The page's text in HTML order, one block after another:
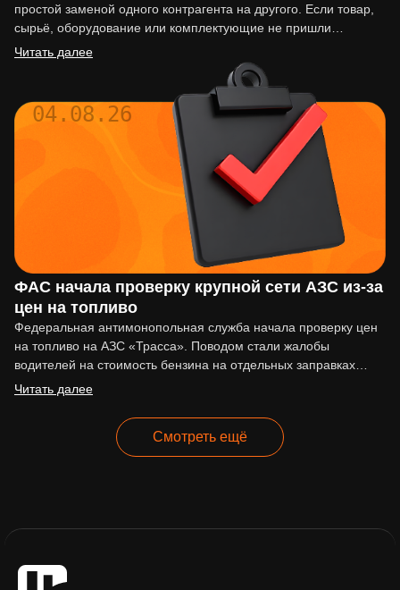
простой заменой одного контрагента на другого. Если товар,
сырьё, оборудование или комплектующие не пришли
вовремя, последствия могут…
Читать далее
04.08.26
ФАС начала проверку крупной сети АЗС из-за
цен на топливо
Федеральная антимонопольная служба начала проверку цен
на топливо на АЗС «Трасса». Поводом стали жалобы
водителей на стоимость бензина на отдельных заправках
сети. По сообщениям…
Читать далее
Смотреть ещё